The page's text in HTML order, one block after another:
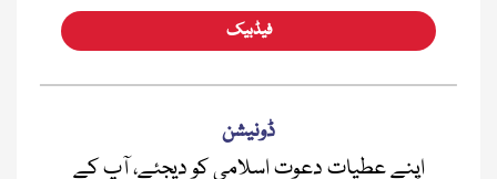
فیڈبیک
ڈونیشن
اپنے عطیات دعوت اسلامی کو دیجئے، آپ کے